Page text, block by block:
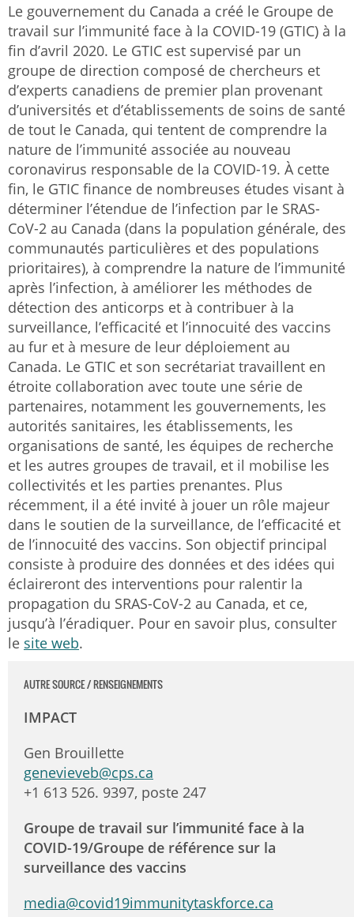
Le gouvernement du Canada a créé le Groupe de
travail sur l’immunité face à la COVID-19 (GTIC) à la
fin d’avril 2020. Le GTIC est supervisé par un
groupe de direction composé de chercheurs et
d’experts canadiens de premier plan provenant
d’universités et d’établissements de soins de santé
de tout le Canada, qui tentent de comprendre la
nature de l’immunité associée au nouveau
coronavirus responsable de la COVID-19. À cette
fin, le GTIC finance de nombreuses études visant à
déterminer l’étendue de l’infection par le SRAS-
CoV-2 au Canada (dans la population générale, des
communautés particulières et des populations
prioritaires), à comprendre la nature de l’immunité
après l’infection, à améliorer les méthodes de
détection des anticorps et à contribuer à la
surveillance, l’efficacité et l’innocuité des vaccins
au fur et à mesure de leur déploiement au
Canada. Le GTIC et son secrétariat travaillent en
étroite collaboration avec toute une série de
partenaires, notamment les gouvernements, les
autorités sanitaires, les établissements, les
organisations de santé, les équipes de recherche
et les autres groupes de travail, et il mobilise les
collectivités et les parties prenantes. Plus
récemment, il a été invité à jouer un rôle majeur
dans le soutien de la surveillance, de l’efficacité et
de l’innocuité des vaccins. Son objectif principal
consiste à produire des données et des idées qui
éclaireront des interventions pour ralentir la
propagation du SRAS-CoV-2 au Canada, et ce,
jusqu’à l’éradiquer. Pour en savoir plus, consulter
le site web.
AUTRE SOURCE / RENSEIGNEMENTS
IMPACT
Gen Brouillette
genevieveb@cps.ca
+1 613 526. 9397, poste 247
Groupe de travail sur l’immunité face à la
COVID-19/Groupe de référence sur la
surveillance des vaccins
media@covid19immunitytaskforce.ca